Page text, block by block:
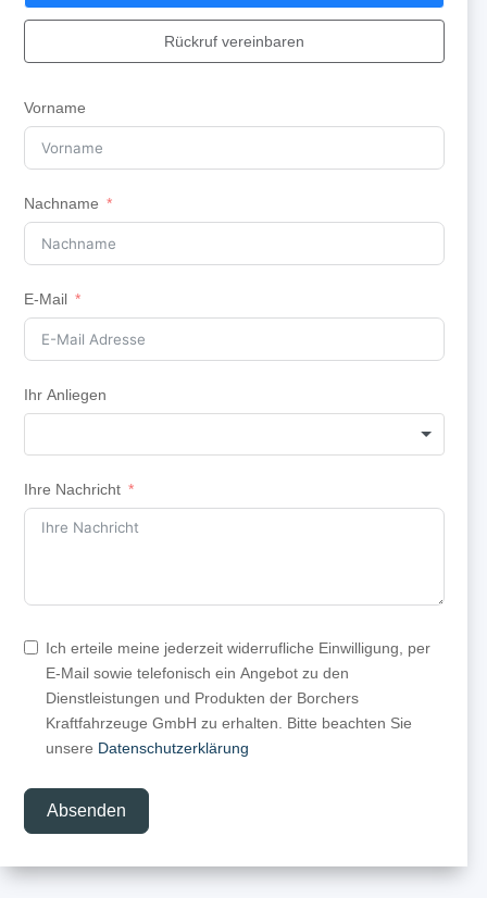
Rückruf vereinbaren
Vorname
Nachname
E-Mail
Ihr Anliegen
Ihre Nachricht
Ich erteile meine jederzeit widerrufliche Einwilligung, per
E-Mail sowie telefonisch ein Angebot zu den
Dienstleistungen und Produkten der Borchers
Kraftfahrzeuge GmbH zu erhalten. Bitte beachten Sie
unsere Datenschutzerklärung
Absenden